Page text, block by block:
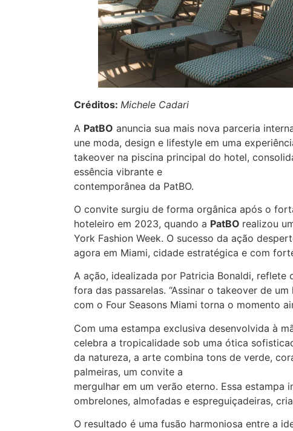
Créditos: Michele Cadari
A PatBO anuncia sua mais nova parceria
une moda, design e lifestyle em uma
takeover na piscina principal do hotel,
essência vibrante e
contemporânea da PatBO.
O convite surgiu de forma orgânica após o
hoteleiro em 2023, quando a PatBO realizou
York Fashion Week. O sucesso da ação
agora em Miami, cidade estratégica e com
A ação, idealizada por Patricia Bonaldi,
fora das passarelas. “Assinar o takeover de
com o Four Seasons Miami torna o momento
Com uma estampa exclusiva desenvolvida à
celebra a tropicalidade sob uma ótica
da natureza, a arte combina tons de verde,
palmeiras, um convite a
mergulhar em um verão eterno. Essa
ombrelones, almofadas e espreguiçadeiras,
O resultado é uma fusão harmoniosa entre a